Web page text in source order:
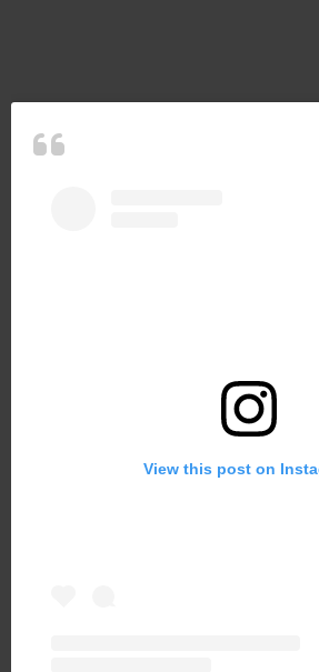
View this post on